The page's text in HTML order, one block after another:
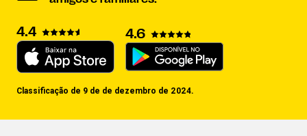
4.4 4.6
Classificação de 9 de de dezembro de 2024.